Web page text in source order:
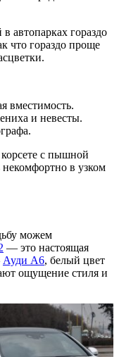
автопарках гораздо
что гораздо проще
вместимость.
и невесты.
с пышной
в узком
можем
— это настоящая
Ауди А6, белый цвет
ощущение стиля и